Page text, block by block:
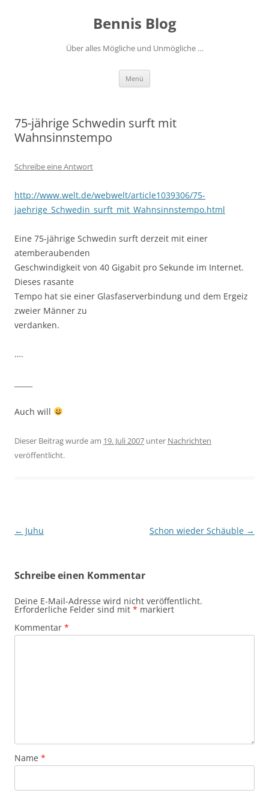
Bennis Blog
Über alles Mögliche und Unmögliche …
Menü
75-jährige Schwedin surft mit
Wahnsinnstempo
Schreibe eine Antwort
http://www.welt.de/webwelt/article1039306/75-
jaehrige_Schwedin_surft_mit_Wahnsinnstempo.html
Eine 75-jährige Schwedin surft derzeit mit einer
atemberaubenden
Geschwindigkeit von 40 Gigabit pro Sekunde im Internet.
Dieses rasante
Tempo hat sie einer Glasfaserverbindung und dem Ergeiz
zweier Männer zu
verdanken.
….
Auch will
Dieser Beitrag wurde am 19. Juli 2007 unter Nachrichten
veröffentlicht.
Beitragsnavigation
← Juhu Schon wieder Schäuble →
Schreibe einen Kommentar
Deine E-Mail-Adresse wird nicht veröffentlicht.
Erforderliche Felder sind mit * markiert
Kommentar *
Name *